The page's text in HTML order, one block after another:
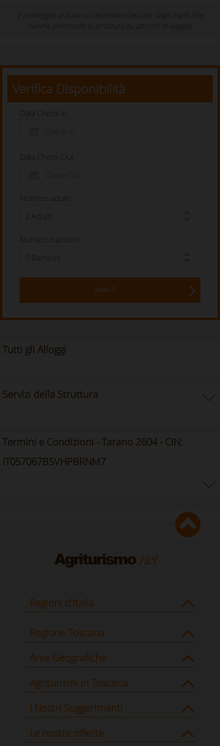
Il punteggio si basa su recensioni lasciate dagli ospiti che
hanno prenotato la struttura su altri siti di viaggio
Verifica Disponibilità
Data Check In
Data Check Out
Numero adulti
Numero bambini
AVANTI
Tutti gli Alloggi
Servizi della Struttura
Termini e Condizioni - Tarano 2604 - CIN:
IT057067B5VHPBRNM7
Regioni d'Italia
Regione Toscana
Aree Geografiche
Agriturismi in Toscana
I Nostri Suggerimenti
Le nostre offerte